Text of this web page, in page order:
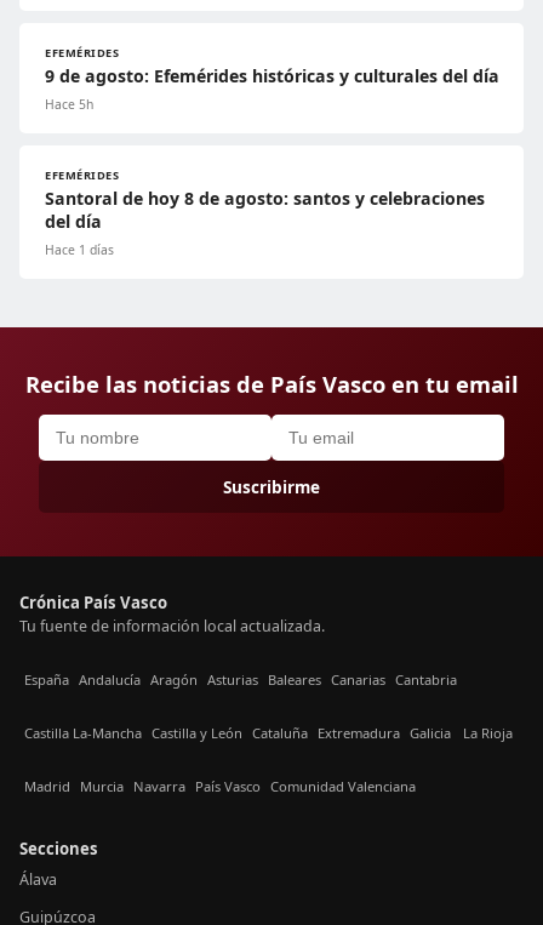
EFEMÉRIDES
9 de agosto: Efemérides históricas y culturales del día
Hace 5h
EFEMÉRIDES
Santoral de hoy 8 de agosto: santos y celebraciones
del día
Hace 1 días
Recibe las noticias de País Vasco en tu email
Suscribirme
Crónica País Vasco
Tu fuente de información local actualizada.
España Andalucía Aragón Asturias Baleares Canarias Cantabria
Castilla La-Mancha Castilla y León Cataluña Extremadura Galicia La Rioja
Madrid Murcia Navarra País Vasco Comunidad Valenciana
Secciones
Álava
Guipúzcoa